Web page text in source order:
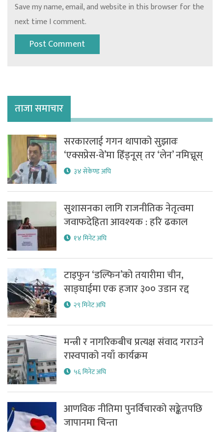
Save my name, email, and website in this browser for the
next time I comment.
ताजा समाचार
सरकारलाई गगन थापाको सुझावः
‘एक्सप्रेस-वे’मा हिँड्नूस् तर ‘लेन’ नमिच्नूस्
३४ सेकेण्ड अघि
सुशासनका लागि राजनीतिक नेतृत्वमा
जवाफदेहिता आवश्यक : हरि ढकाल
१४ मिनेट अघि
टाइफुन ‘डल्फिन’को तयारीमा चीन,
साङ्घाईमा एक हजार ३०० उडान रद्द
२९ मिनेट अघि
मन्त्री र नागरिकबीच प्रत्यक्ष संवाद गराउने
रास्वपाको नयाँ कार्यक्रम
५६ मिनेट अघि
आणविक नीतिमा पुनर्विचारको सङ्केतपछि
जापानमा चिन्ता